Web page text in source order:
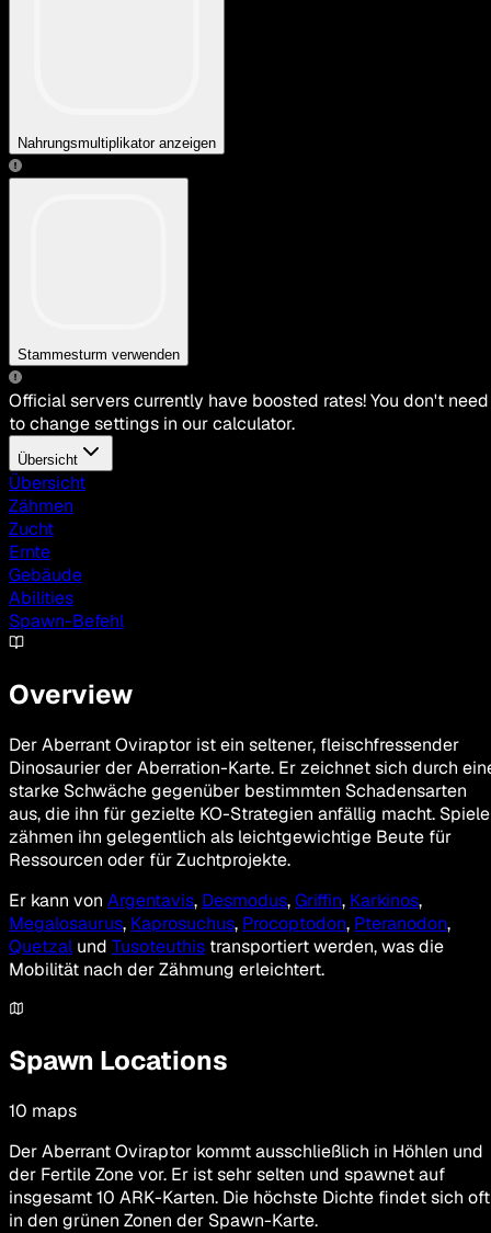
Nahrungsmultiplikator anzeigen
Stammesturm verwenden
Official servers currently have boosted rates! You don't need
to change settings in our calculator.
Übersicht
Übersicht
Zähmen
Zucht
Ernte
Gebäude
Abilities
Spawn-Befehl
Overview
Der Aberrant Oviraptor ist ein seltener, fleischfressender
Dinosaurier der Aberration-Karte. Er zeichnet sich durch
starke Schwäche gegenüber bestimmten Schadensarten
aus, die ihn für gezielte KO-Strategien anfällig macht.
zähmen ihn gelegentlich als leichtgewichtige Beute für
Ressourcen oder für Zuchtprojekte.
Er kann von Argentavis, Desmodus,Griffin, Karkinos,
Megalosaurus, Kaprosuchus, Procoptodon, Pteranodon,
Quetzal und Tusoteuthis transportiert werden, was die
Mobilität nach der Zähmung erleichtert.
Spawn Locations
10 maps
Der Aberrant Oviraptor kommt ausschließlich in Höhlen und
der Fertile Zone vor. Er ist sehr selten und spawnet auf
insgesamt 10 ARK-Karten. Die höchste Dichte findet sich oft
in den grünen Zonen der Spawn-Karte.